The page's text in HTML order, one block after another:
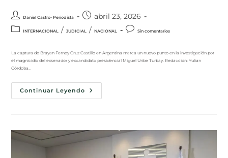
Daniel Castro- Periodista abril 23, 2026
INTERNACIONAL / JUDICIAL / NACIONAL Sin comentarios
La captura de Brayan Ferney Cruz Castillo en Argentina marca un nuevo punto en la investigación por
el magnicidio del exsenador y excandidato presidencial Miguel Uribe Turbay. Redacción: Yulian
Córdoba…
Continuar Leyendo